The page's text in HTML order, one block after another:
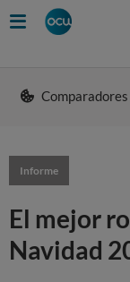
Comparadores
Informe
El mejor
Navidad